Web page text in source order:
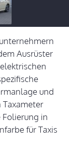
Ausrüster
und
Taxameter
Folierung in
für Taxis